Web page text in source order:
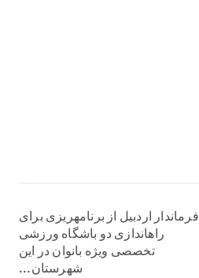
فرماندار اردبیل از برنامهریزی برای
راهاندازی دو باشگاه ورزشی
تخصصی ویژه بانوان در این
شهرستان...